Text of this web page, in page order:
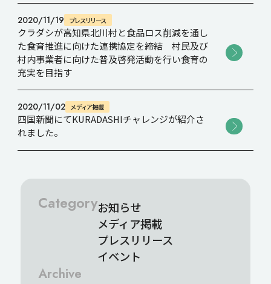
2020/11/19 プレスリリース
クラダシが高知県北川村と食品ロス削減を通し
た食育推進に向けた連携協定を締結 村民及び
村内事業者に向けた普及啓発活動を行い食育の
充実を目指す
2020/11/02 メディア掲載
四国新聞にてKURADASHIチャレンジが紹介さ
れました。
Categoryお知らせ
メディア掲載
プレスリリース
イベント
Archive